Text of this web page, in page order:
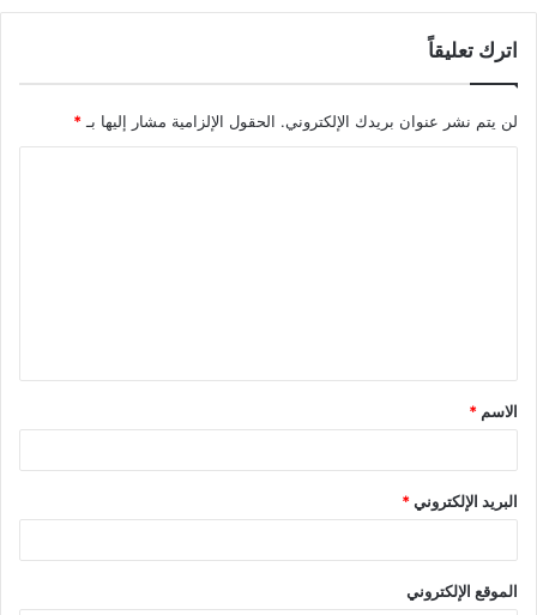
اترك تعليقاً
لن يتم نشر عنوان بريدك الإلكتروني. الحقول الإلزامية مشار إليها بـ*
ق
*
الاسم *
البريد الإلكتروني*
الموقع الإلكتروني